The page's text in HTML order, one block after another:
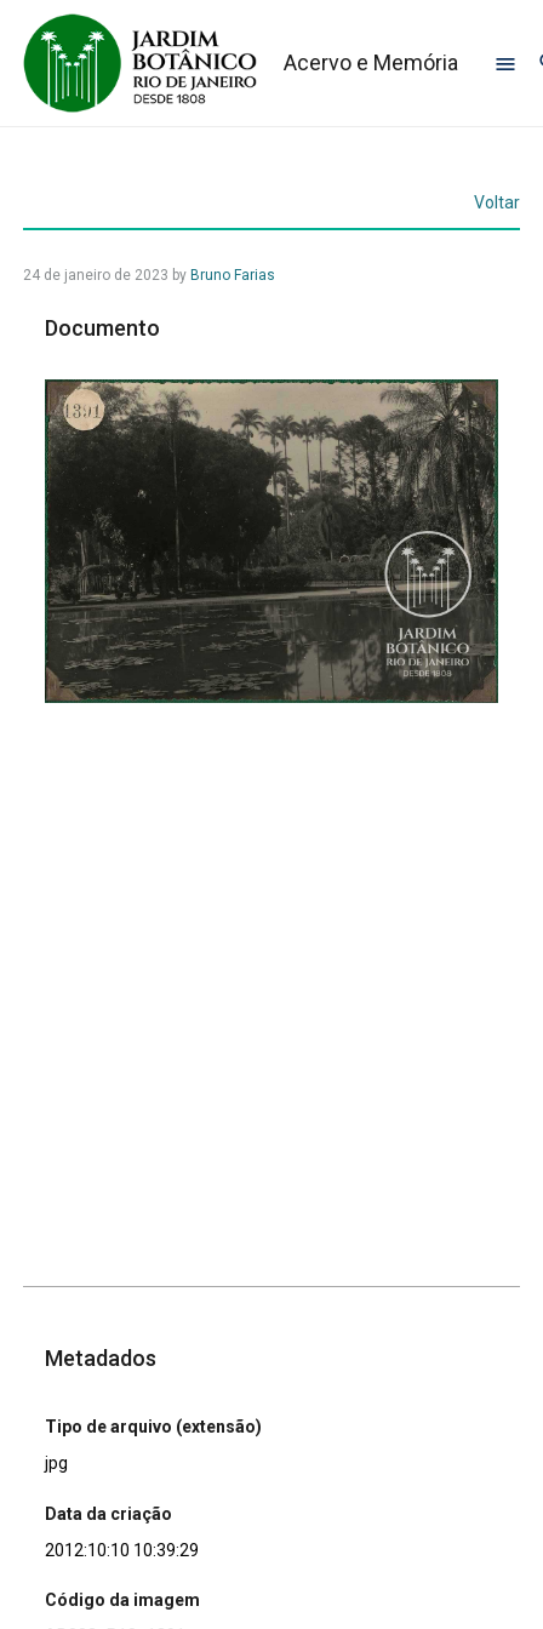
Acervo e Memória
Voltar
24 de janeiro de 2023 by Bruno Farias
Documento
Metadados
Tipo de arquivo (extensão)
jpg
Data da criação
2012:10:10 10:39:29
Código da imagem